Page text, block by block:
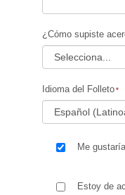
¿Cómo supiste
Idioma del Folleto
Me
Estoy de